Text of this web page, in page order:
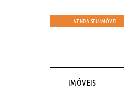
VENDA SEU IMÓVEL
IMÓVEIS